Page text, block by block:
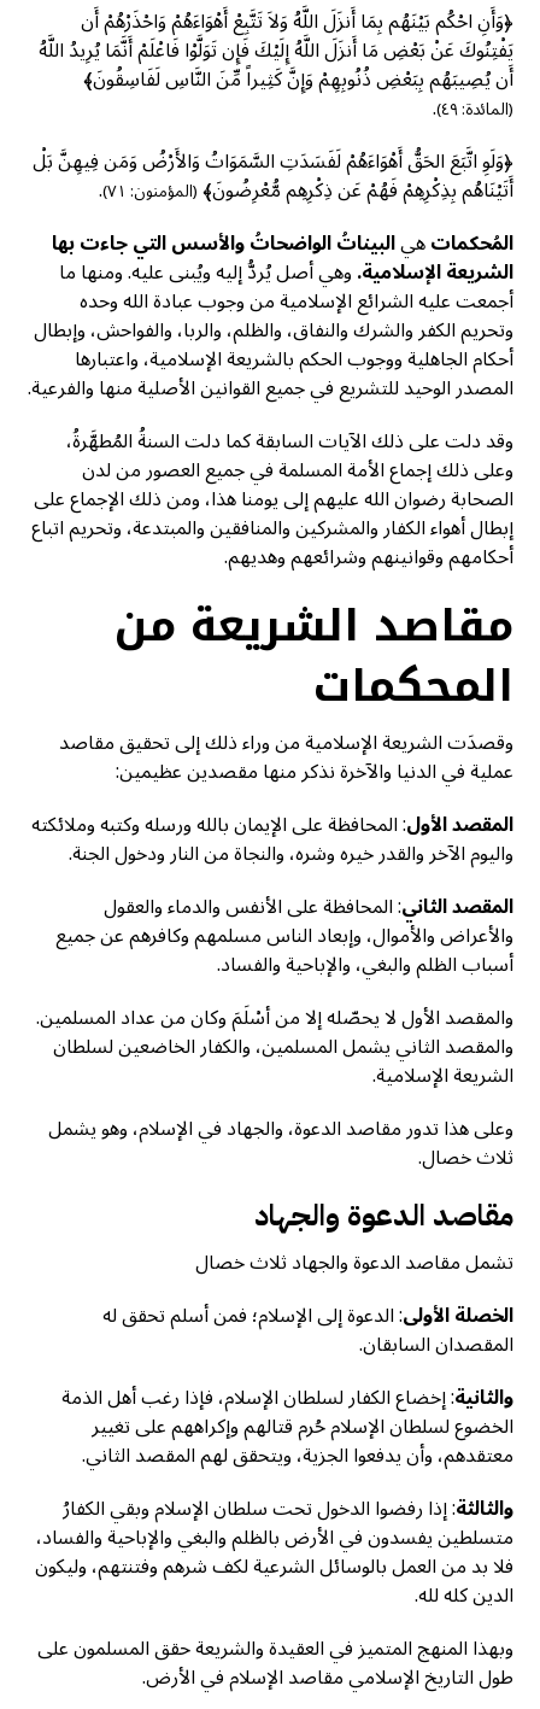
﴿وَأَنِ احْكُم بَيْنَهُم بِمَا أَنزَلَ اللَّهُ وَلاَ تَتَّبِعْ أَهْوَاءَهُمْ وَاحْذَرْهُمْ أَن
يَفْتِنُوكَ عَنْ بَعْضِ مَا أَنزَلَ اللَّهُ إِلَيْكَ فَإِن تَوَلَّوْا فَاعْلَمْ أَنَّمَا يُرِيدُ اللَّهُ
أَن يُصِيبَهُم بِبَعْضِ ذُنُوبِهِمْ وَإِنَّ كَثِيراً مِّنَ النَّاسِ لَفَاسِقُونَ﴾
(المائدة: ٤٩)
.
﴿وَلَوِ اتَّبَعَ الحَقُّ أَهْوَاءَهُمْ لَفَسَدَتِ السَّمَوَاتُ وَالأَرْضُ وَمَن فِيهِنَّ بَلْ
أَتَيْنَاهُم بِذِكْرِهِمْ فَهُمْ عَن ذِكْرِهِم مُّعْرِضُونَ﴾(المؤمنون: ٧١)
.
المُحكماتهيالبيناتُ الواضحاتُ والأسس التي جاءت بها
الشريعة الإسلامية.وهي أصل يُردُّ إليه ويُبنى عليه. ومنها ما
أجمعت عليه الشرائع الإسلامية من وجوب عبادة الله وحده
وتحريم الكفر والشرك والنفاق، والظلم، والربا، والفواحش، وإبطال
أحكام الجاهلية ووجوب الحكم بالشريعة الإسلامية، واعتبارها
المصدر الوحيد للتشريع في جميع القوانين الأصلية منها والفرعية.
وقد دلت على ذلك الآيات السابقة كما دلت السنةُ المُطهَّرةُ،
وعلى ذلك إجماع الأمة المسلمة في جميع العصور من لدن
الصحابة رضوان الله عليهم إلى يومنا هذا، ومن ذلك الإجماع على
إبطال أهواء الكفار والمشركين والمنافقين والمبتدعة، وتحريم اتباع
أحكامهم وقوانينهم وشرائعهم وهديهم.
مقاصد الشريعة من
المحكمات
وقصدَت الشريعة الإسلامية من وراء ذلك إلى تحقيق مقاصد
عملية في الدنيا والآخرة نذكر منها مقصدين عظيمين:
المقصد الأول: المحافظة على الإيمان بالله ورسله وكتبه وملائكته
واليوم الآخر والقدر خيره وشره، والنجاة من النار ودخول الجنة.
المقصد الثاني: المحافظة على الأنفس والدماء والعقول
والأعراض والأموال، وإبعاد الناس مسلمهم وكافرهم عن جميع
أسباب الظلم والبغي، والإباحية والفساد.
والمقصد الأول لا يحصّله إلا من أسْلَمَ وكان من عداد المسلمين.
والمقصد الثاني يشمل المسلمين، والكفار الخاضعين لسلطان
الشريعة الإسلامية.
وعلى هذا تدور مقاصد الدعوة، والجهاد في الإسلام، وهو يشمل
ثلاث خصال.
مقاصد الدعوة والجهاد
تشمل مقاصد الدعوة والجهاد ثلاث خصال
الخصلة الأولى: الدعوة إلى الإسلام؛ فمن أسلم تحقق له
المقصدان السابقان.
والثانية: إخضاع الكفار لسلطان الإسلام، فإذا رغب أهل الذمة
الخضوع لسلطان الإسلام حُرم قتالهم وإكراههم على تغيير
معتقدهم، وأن يدفعوا الجزية، ويتحقق لهم المقصد الثاني.
والثالثة: إذا رفضوا الدخول تحت سلطان الإسلام وبقي الكفارُ
متسلطين يفسدون في الأرض بالظلم والبغي والإباحية والفساد،
فلا بد من العمل بالوسائل الشرعية لكف شرهم وفتنتهم، وليكون
الدين كله لله.
وبهذا المنهج المتميز في العقيدة والشريعة حقق المسلمون على
طول التاريخ الإسلامي مقاصد الإسلام في الأرض.